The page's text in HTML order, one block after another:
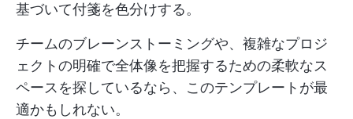
基づいて付箋を色分けする。
チームのブレーンストーミングや、複雑なプロジ
ェクトの明確で全体像を把握するための柔軟なス
ペースを探しているなら、このテンプレートが最
適かもしれない。